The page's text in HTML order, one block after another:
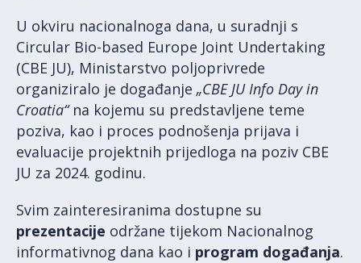
U okviru nacionalnoga dana, u suradnji s
Circular Bio-based Europe Joint Undertaking
(CBE JU), Ministarstvo poljoprivrede
organiziralo je događanje „CBE JU Info Day in
Croatia“na kojemu su predstavljene teme
poziva, kao i proces podnošenja prijava i
evaluacije projektnih prijedloga na poziv CBE
JU za 2024. godinu.
Svim zainteresiranima dostupne su
prezentacije održane tijekom Nacionalnog
informativnog dana kao i program događanja.